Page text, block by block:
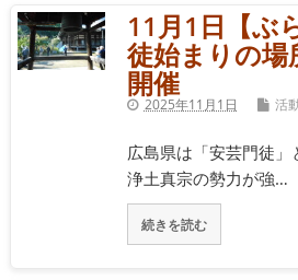
11月1日【ぶ
徒始まりの
開催
2025年11月1日 活
広島県は「安芸門徒
浄土真宗の勢力が強…
続きを読む